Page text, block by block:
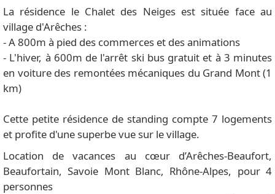
La résidence le Chalet des Neiges est située face au
village d'Arêches :
- A 800m à pied des commerces et des animations
- L'hiver, à 600m de l'arrêt ski bus gratuit et à 3 minutes
en voiture des remontées mécaniques du Grand Mont (1
km)
Cette petite résidence de standing compte 7 logements
et profite d'une superbe vue sur le village.
Location de vacances au cœur d’Arêches-Beaufort,
Beaufortain, Savoie Mont Blanc, Rhône-Alpes, pour 4
personnes